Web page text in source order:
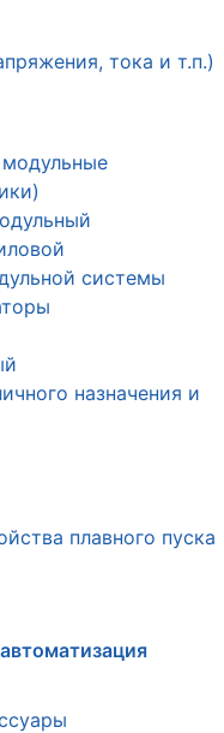
тока и т.п.)
системы
назначения и
плавного пуска